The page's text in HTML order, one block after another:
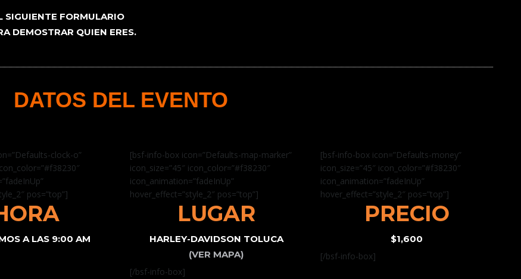
SIGUIENTE FORMULARIO
DEMOSTRAR QUIEN ERES.
DATOS DEL EVENTO
clock-o”
pos=”top”]
A LAS 9:00 AM
[bsf-info-box icon=”Defaults-map-marker”
icon_size=”45″ icon_color=”#f38230″
icon_animation=”fadeInUp”
hover_effect=”style_2″ pos=”top”]
LUGAR
HARLEY-DAVIDSON TOLUCA
(VER MAPA)
[/bsf-info-box]
[bsf-info-box icon=”Defaults-money”
icon_size=”45″ icon_color=”#f38230″
icon_animation=”fadeInUp”
hover_effect=”style_2″ pos=”top”]
PRECIO
$1,600
[/bsf-info-box]